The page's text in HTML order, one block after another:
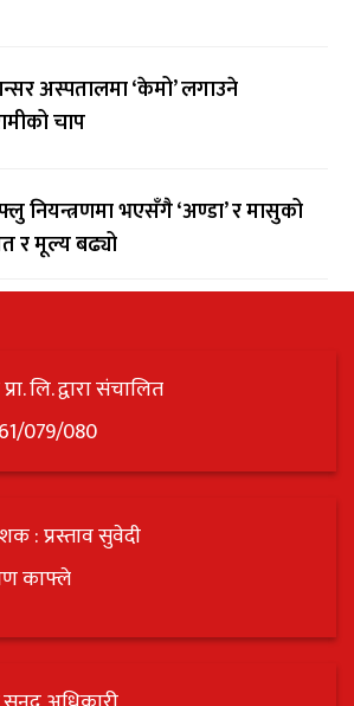
अस्पतालमा ‘केमो’ लगाउने
चाप
नियन्त्रणमा भएसँगै ‘अण्डा’ र मासुको
र मूल्य बढ्यो
लि. द्वारा संचालित
079/080
: प्रस्ताव सुवेदी
काफ्ले